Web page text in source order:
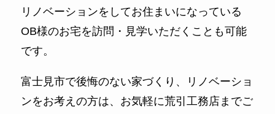
リノベーションをしてお住まいになっている
OB様のお宅を訪問・見学いただくことも可能
です。
富士見市で後悔のない家づくり、リノベーショ
ンをお考えの方は、お気軽に荒引工務店までご